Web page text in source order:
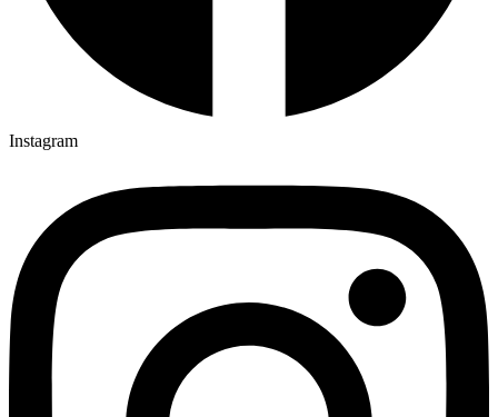
Instagram